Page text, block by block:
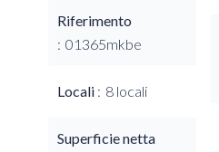
Riferimento
01365mkbe
Locali 8 locali
Superficie netta